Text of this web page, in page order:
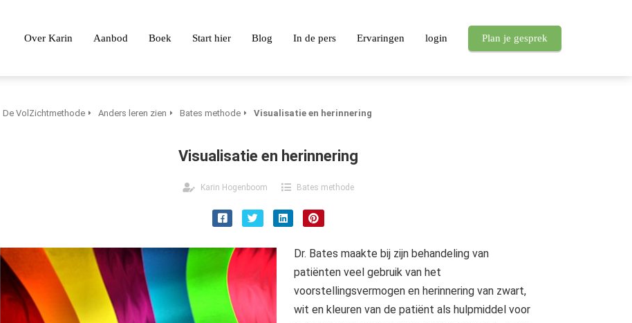
Over Karin Aanbod Boek Start hier Blog In de pers Ervaringen login Plan je gesprek
De VolZichtmethode Anders leren zien Bates methode Visualisatie en herinnering
Visualisatie en herinnering
Karin Hogenboom Bates methode
Dr. Bates maakte bij zijn behandeling van
patiënten veel gebruik van het
voorstellingsvermogen en herinnering van zwart,
wit en kleuren van de patiënt als hulpmiddel voor